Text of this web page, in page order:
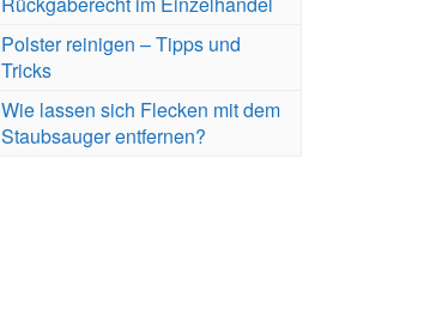
Polster reinigen – Tipps und
Tricks
Wie lassen sich Flecken mit dem
Staubsauger entfernen?